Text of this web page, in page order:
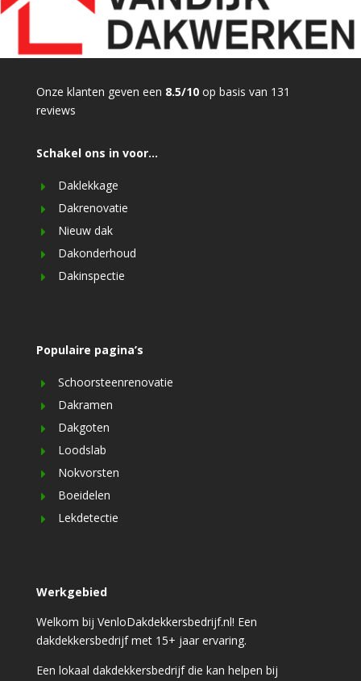
Onze klanten geven een 8.5/10 op basis van 131
reviews
Schakel ons in voor…
Daklekkage
Dakrenovatie
Nieuw dak
Dakonderhoud
Dakinspectie
Populaire pagina’s
Schoorsteenrenovatie
Dakramen
Dakgoten
Loodslab
Nokvorsten
Boeidelen
Lekdetectie
Werkgebied
Welkom bij VenloDakdekkersbedrijf.nl! Een
dakdekkersbedrijf met 15+ jaar ervaring.
Een lokaal dakdekkersbedrijf die kan helpen bij